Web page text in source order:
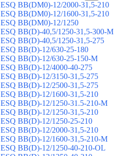
ESQ ВВ(DM0)-12/2000-31,5-210
ESQ ВВ(DM0)-12/1600-31,5-210
ESQ ВВ(DM0)-12/1250
ESQ ВВ(D)-40,5/1250-31,5-300-М
ESQ ВВ(D)-40,5/1250-31,5-275
ESQ ВВ(D)-12/630-25-180
ESQ ВВ(D)-12/630-25-150-М
ESQ ВВ(D)-12/4000-40-275
ESQ ВВ(D)-12/3150-31,5-275
ESQ ВВ(D)-12/2500-31,5-275
ESQ ВВ(D)-12/1600-31,5-210
ESQ ВВ(D)-12/1250-31.5-210-М
ESQ ВВ(D)-12/1250-31,5-210
ESQ ВВ(D)-12/1250-25-210
ESQ BB(D)-12/2000-31,5-210
ESQ BB(D)-12/1600-31,5-210-М
ESQ BB(D)-12/1250-40-210-OL